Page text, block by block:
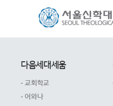
다음세대세움
- 교회학교
- 어와나